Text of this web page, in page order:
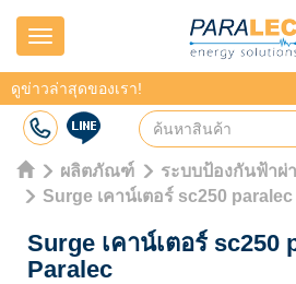
Navigation
ดูข่าวล่าสุดของเรา!
ผลิตภัณฑ์ ระบบป้องกันฟ้าผ่า
Surge เคาน์เตอร์ sc250
Surge เคาน์เตอร์ sc250
Paralec